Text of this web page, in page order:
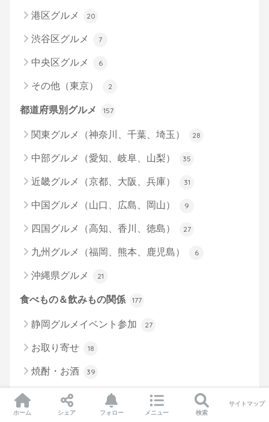
港区グルメ 20
渋谷区グルメ 7
中央区グルメ 6
その他（東京） 2
都道府県別グルメ 157
関東グルメ（神奈川、千葉、埼玉） 28
中部グルメ（愛知、岐阜、山梨） 35
近畿グルメ（京都、大阪、兵庫） 31
中国グルメ（山口、広島、岡山） 9
四国グルメ（高知、香川、徳島） 27
九州グルメ（福岡、熊本、鹿児島） 6
沖縄県グルメ 21
食べもの＆飲みもの関係 177
静岡グルメイベント参加 27
お取り寄せ 18
焼酎・お酒 39
男の料理
その他グルメ
ホーム シェア フォロー メニュー 検索
サイトマップ